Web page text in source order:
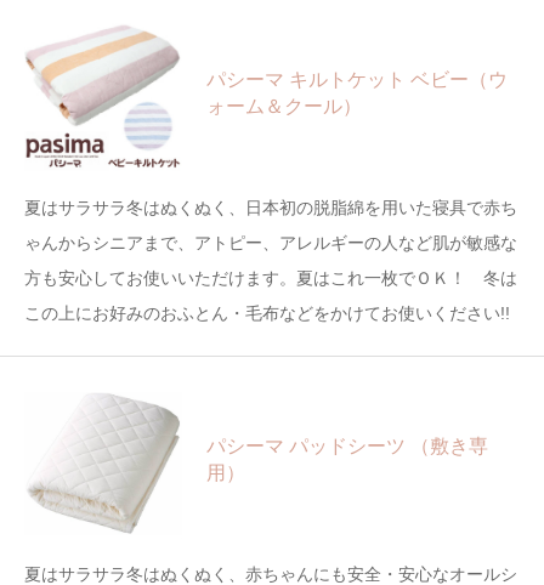
パシーマ キルトケット ベビー（ウ
ォーム＆クール）
夏はサラサラ冬はぬくぬく、日本初の脱脂綿を用いた寝具で赤ち
ゃんからシニアまで、アトピー、アレルギーの人など肌が敏感な
方も安心してお使いいただけます。夏はこれ一枚でＯＫ！ 冬は
この上にお好みのおふとん・毛布などをかけてお使いください!!
パシーマ パッドシーツ （敷き専
用）
夏はサラサラ冬はぬくぬく、赤ちゃんにも安全・安心なオールシ